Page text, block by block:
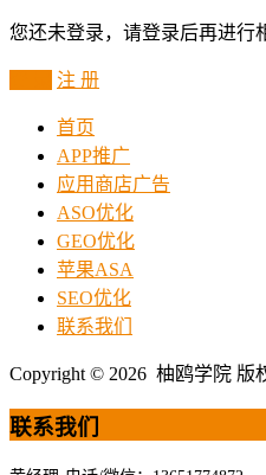
您还未登录，请登录后再进行
注 册
首页
APP推广
应用商店广告
ASO优化
GEO优化
苹果ASA
SEO优化
联系我们
Copyright © 2026 柚鸥学院 版
联系我们